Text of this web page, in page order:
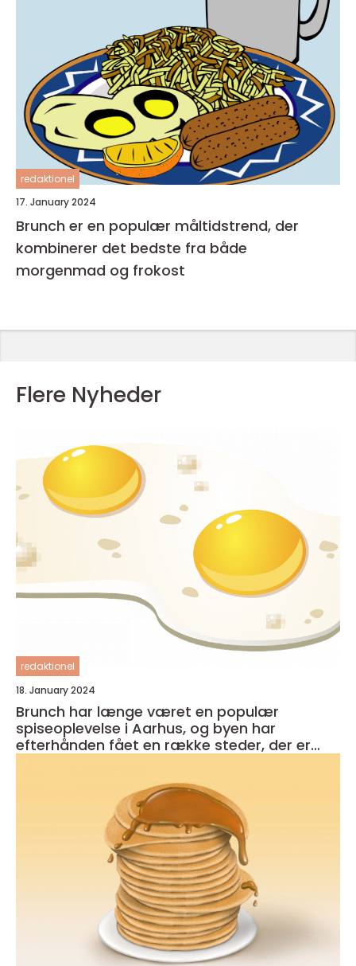
redaktionel
17. January 2024
Brunch er en populær måltidstrend, der
kombinerer det bedste fra både
morgenmad og frokost
Flere Nyheder
redaktionel
18. January 2024
Brunch har længe været en populær
spiseoplevelse i Aarhus, og byen har
efterhånden fået en række steder, der er